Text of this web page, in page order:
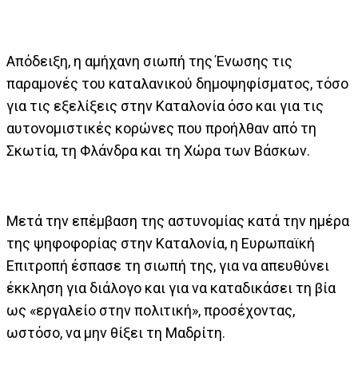
Απόδειξη, η αμήχανη σιωπή της Ένωσης τις
παραμονές του καταλανικού δημοψηφίσματος, τόσο
για τις εξελίξεις στην Καταλονία όσο και για τις
αυτονομιστικές κορώνες που προήλθαν από τη
Σκωτία, τη Φλάνδρα και τη Χώρα των Βάσκων.
Μετά την επέμβαση της αστυνομίας κατά την ημέρα
της ψηφοφορίας στην Καταλονία, η Ευρωπαϊκή
Επιτροπή έσπασε τη σιωπή της, για να απευθύνει
έκκληση για διάλογο και για να καταδικάσει τη βία
ως «εργαλείο στην πολιτική», προσέχοντας,
ωστόσο, να μην θίξει τη Μαδρίτη.